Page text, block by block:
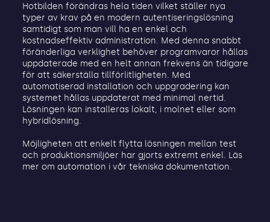
Hotbilden förändras hela tiden vilket ställer nya
typer av krav på en modern autentiseringslösning
samtidigt som man vill ha en enkel och
kostnadseffektiv administration. Med denna snabbt
föränderliga verklighet behöver programvaror hållas
uppdaterade med en helt annan frekvens än tidigare
för att säkerställa tillförlitligheten. Med
automatiserad installation och uppgradering kan
systemet hållas uppdaterat med minimal nertid.
Lösningen kan installeras lokalt, i molnet eller som
hybridlösning.
Möjligheten att enkelt flytta lösningen mellan test
och produktionsmiljöer har gjorts extremt enkel. Läs
mer om automation i vår tekniska dokumentation.